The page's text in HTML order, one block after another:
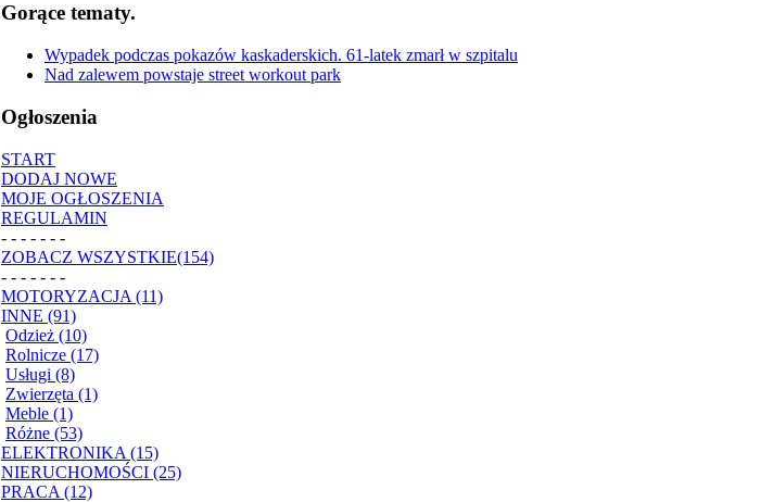
Gorące tematy.
Wypadek podczas pokazów kaskaderskich. 61-latek zmarł w szpitalu
Nad zalewem powstaje street workout park
Ogłoszenia
START
DODAJ NOWE
MOJE OGŁOSZENIA
REGULAMIN
- - - - - - -
ZOBACZ WSZYSTKIE(154)
- - - - - - -
MOTORYZACJA (11)
INNE (91)
Odzież (10)
Rolnicze (17)
Usługi (8)
Zwierzęta (1)
Meble (1)
Różne (53)
ELEKTRONIKA (15)
NIERUCHOMOŚCI (25)
PRACA (12)